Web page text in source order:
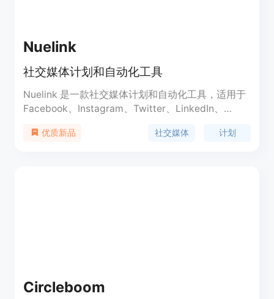
Nuelink
社交媒体计划和自动化工具
Nuelink 是一款社交媒体计划和自动化工具，适用于
Facebook、Instagram、Twitter、LinkedIn、
您计划、自动化和管理社交媒体，并节省您的时间，
优质新品 社交媒体 计划
Circleboom